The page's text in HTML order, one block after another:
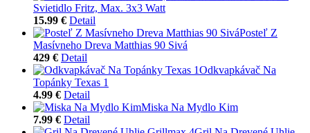
Svietidlo Fritz, Max. 3x3 Watt
15.99 € Detail
Posteľ Z
Masívneho Dreva Matthias 90 Sivá
429 € Detail
Odkvapkávač Na
Topánky Texas 1
4.99 € Detail
Miska Na Mydlo Kim
7.99 € Detail